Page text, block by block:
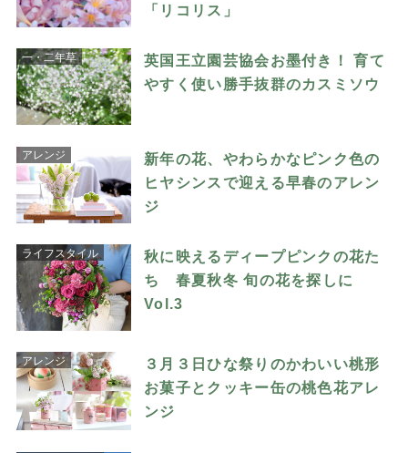
「リコリス」
一・二年草
英国王立園芸協会お墨付き！ 育て
やすく使い勝手抜群のカスミソウ
アレンジ
新年の花、やわらかなピンク色の
ヒヤシンスで迎える早春のアレン
ジ
ライフスタイル
秋に映えるディープピンクの花た
ち 春夏秋冬 旬の花を探しに
Vol.3
アレンジ
３月３日ひな祭りのかわいい桃形
お菓子とクッキー缶の桃色花アレ
ンジ